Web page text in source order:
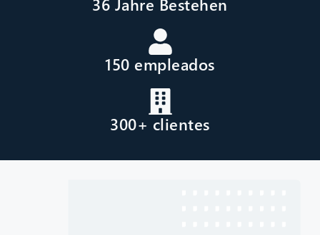
150 empleados
300+ clientes